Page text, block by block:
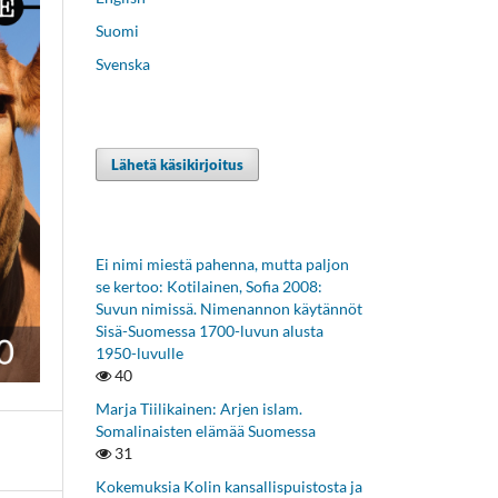
Suomi
Svenska
Lähetä käsikirjoitus
Ei nimi miestä pahenna, mutta paljon
se kertoo: Kotilainen, Sofia 2008:
Suvun nimissä. Nimenannon käytännöt
Sisä-Suomessa 1700-luvun alusta
1950-luvulle
40
Marja Tiilikainen: Arjen islam.
Somalinaisten elämää Suomessa
31
Kokemuksia Kolin kansallispuistosta ja